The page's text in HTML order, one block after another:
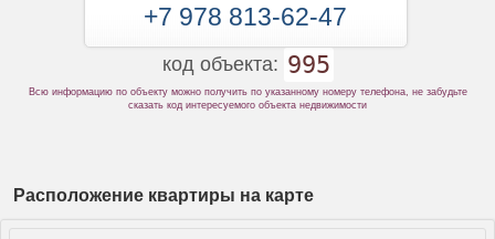
+7 978 813-62-47
код объекта: 995
Всю информацию по объекту можно получить по указанному номеру телефона, не забудьте
сказать код интересуемого объекта недвижимости
Расположение квартиры на карте